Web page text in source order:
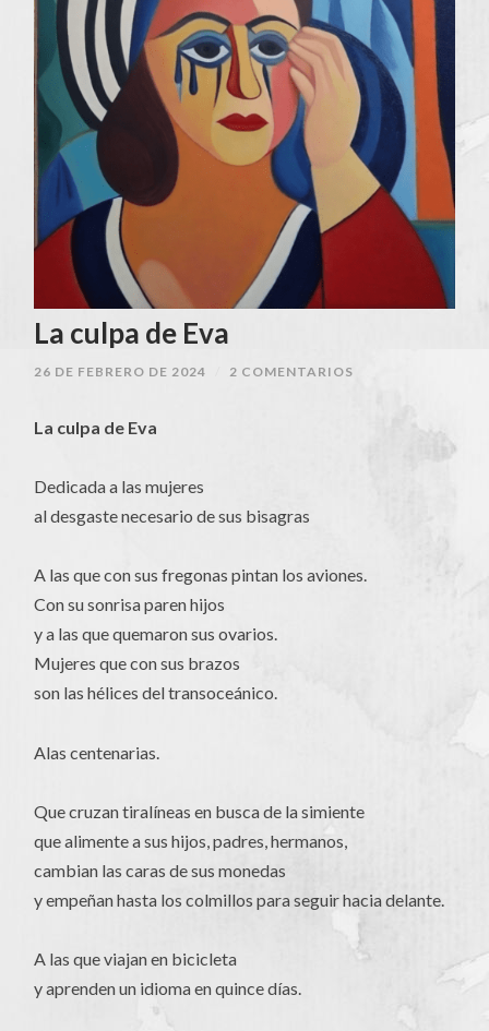
La culpa de Eva
26 DE FEBRERO DE 2024 2 COMENTARIOS
La culpa de Eva
Dedicada a las mujeres
al desgaste necesario de sus bisagras
A las que con sus fregonas pintan los aviones.
Con su sonrisa paren hijos
y a las que quemaron sus ovarios.
Mujeres que con sus brazos
son las hélices del transoceánico.
Alas centenarias.
Que cruzan tiralíneas en busca de la simiente
que alimente a sus hijos, padres, hermanos,
cambian las caras de sus monedas
y empeñan hasta los colmillos para seguir hacia delante.
A las que viajan en bicicleta
y aprenden un idioma en quince días.